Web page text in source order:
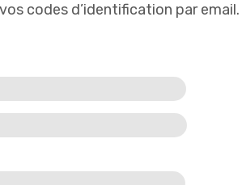
codes d’identification par email.